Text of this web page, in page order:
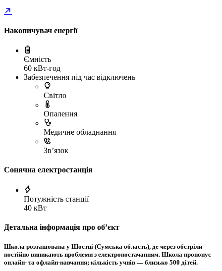
Накопичувач енергії
Ємність
60 кВт-год
Забезпечення під час відключень
Світло
Опалення
Медичне обладнання
Зв’язок
Сонячна електростанція
Потужність станції
40 кВт
Детальна інформація про обʼєкт
Школа розташована у Шостці (Сумська область), де через обстріли
постійно виникають проблеми з електропостачанням. Школа пропонує
онлайн- та офлайн-навчання; кількість учнів — близько 500 дітей.